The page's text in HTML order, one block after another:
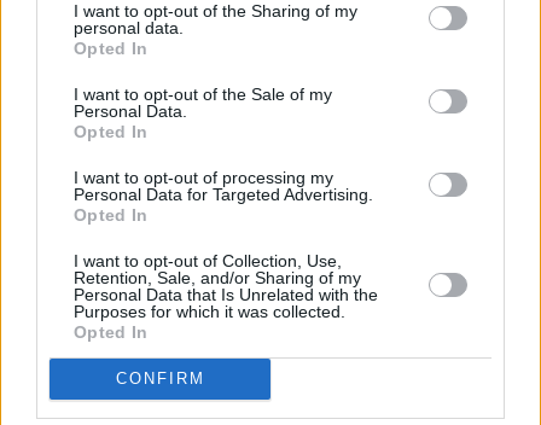
I want to opt-out of the Sharing of my
personal data.
Opted In
I want to opt-out of the Sale of my
Personal Data.
Opted In
I want to opt-out of processing my
Personal Data for Targeted Advertising.
Opted In
I want to opt-out of Collection, Use,
Retention, Sale, and/or Sharing of my
Personal Data that Is Unrelated with the
Purposes for which it was collected.
Opted In
CONFIRM
Πριν 8 ημέρες
Διακοπές ρεύματος: Συνασπισμό των
επιχειρήσεων προτείνει το Επιμελητήριο
Διαφήμιση